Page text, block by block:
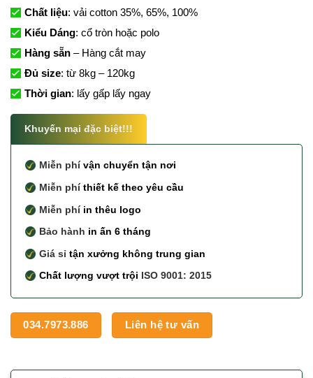
Chất liệu: vải cotton 35%, 65%, 100%
Kiểu Dáng: cổ tròn hoặc polo
Hàng sẵn– Hàng cắt may
Đủ size: từ 8kg – 120kg
Thời gian: lấy gấp lấy ngay
Khuyến mại đặc biệt!!!
Miễn phívận chuyển tận nơi
Miễn phíthiết kế theo yêu cầu
Miễn phíin thêu logo
Bảo hành in ấn 6 tháng
Giá sỉtận xưởng không trung gian
Chất lượng vượt trội ISO 9001: 2015
034.7973.886 Liên hệ tư vấn